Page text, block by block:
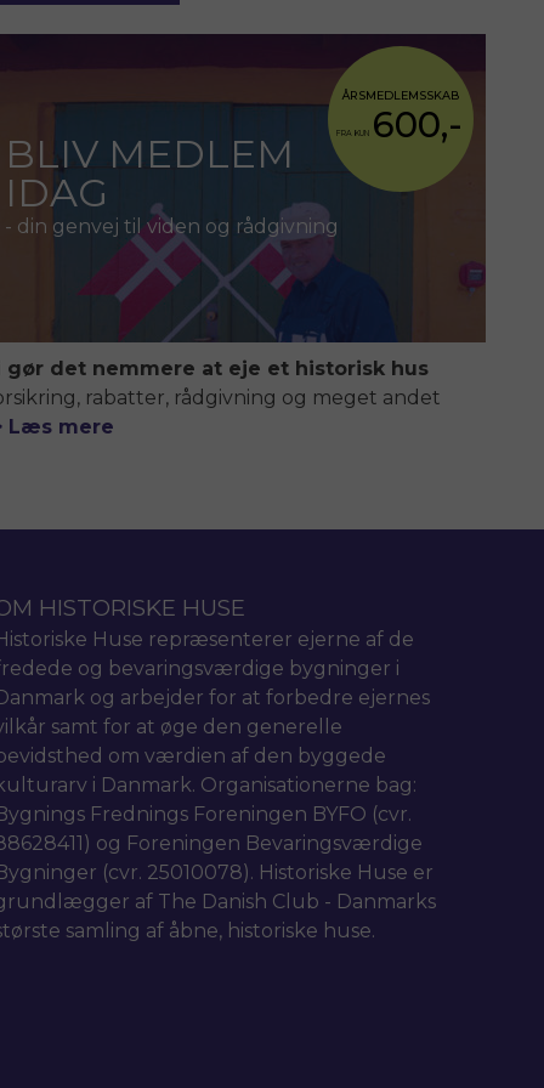
BLIV MEDLEM
IDAG
- din genvej til viden og rådgivning
ÅRSMEDLEMSSKAB
FRA KUN 600,-
gør det nemmere at eje et historisk hus
rabatter, rådgivning og meget andet
Læs mere
HISTORISKE HUSE
Huse repræsenterer ejerne af de
og bevaringsværdige bygninger i
og arbejder for at forbedre ejernes
samt for at øge den generelle
om værdien af den byggede
i Danmark. Organisationerne bag:
Frednings Foreningen BYFO (cvr.
og Foreningen Bevaringsværdige
(cvr. 25010078). Historiske Huse er
af The Danish Club - Danmarks
samling af åbne, historiske huse.